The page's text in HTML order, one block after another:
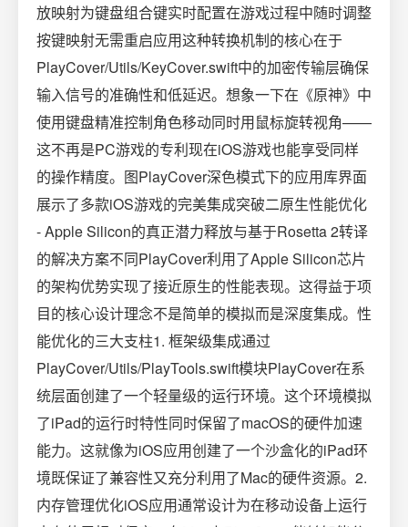
放映射为键盘组合键实时配置在游戏过程中随时调整
按键映射无需重启应用这种转换机制的核心在于
PlayCover/Utils/KeyCover.swift中的加密传输层确保
输入信号的准确性和低延迟。想象一下在《原神》中
使用键盘精准控制角色移动同时用鼠标旋转视角——
这不再是PC游戏的专利现在iOS游戏也能享受同样
的操作精度。图PlayCover深色模式下的应用库界面
展示了多款iOS游戏的完美集成突破二原生性能优化
- Apple Silicon的真正潜力释放与基于Rosetta 2转译
的解决方案不同PlayCover利用了Apple Silicon芯片
的架构优势实现了接近原生的性能表现。这得益于项
目的核心设计理念不是简单的模拟而是深度集成。性
能优化的三大支柱1. 框架级集成通过
PlayCover/Utils/PlayTools.swift模块PlayCover在系
统层面创建了一个轻量级的运行环境。这个环境模拟
了iPad的运行时特性同时保留了macOS的硬件加速
能力。这就像为iOS应用创建了一个沙盒化的iPad环
境既保证了兼容性又充分利用了Mac的硬件资源。2.
内存管理优化iOS应用通常设计为在移动设备上运行